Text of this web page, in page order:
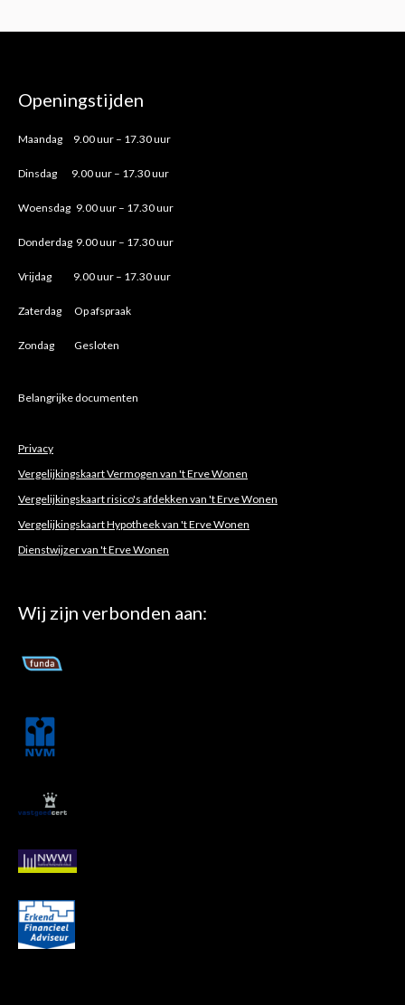
Openingstijden
Maandag 9.00 uur – 17.30 uur
Dinsdag 9.00 uur – 17.30 uur
Woensdag 9.00 uur – 17.30 uur
Donderdag 9.00 uur – 17.30 uur
Vrijdag 9.00 uur – 17.30 uur
Zaterdag Op afspraak
Zondag Gesloten
Belangrijke documenten
Privacy
Vergelijkingskaart Vermogen van 't Erve Wonen
Vergelijkingskaart risico's afdekken van 't Erve Wonen
Vergelijkingskaart Hypotheek van 't Erve Wonen
Dienstwijzer van 't Erve Wonen
Wij zijn verbonden aan: